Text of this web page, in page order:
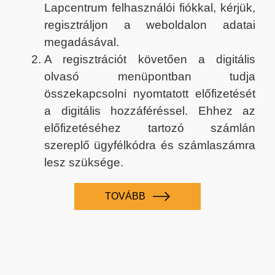
Lapcentrum felhasználói fiókkal, kérjük,
regisztráljon a weboldalon adatai
megadásával.
A regisztrációt követően a digitális
olvasó menüpontban tudja
összekapcsolni nyomtatott előfizetését
a digitális hozzáféréssel. Ehhez az
előfizetéséhez tartozó számlán
szereplő ügyfélkódra és számlaszámra
lesz szüksége.
TOVÁBB